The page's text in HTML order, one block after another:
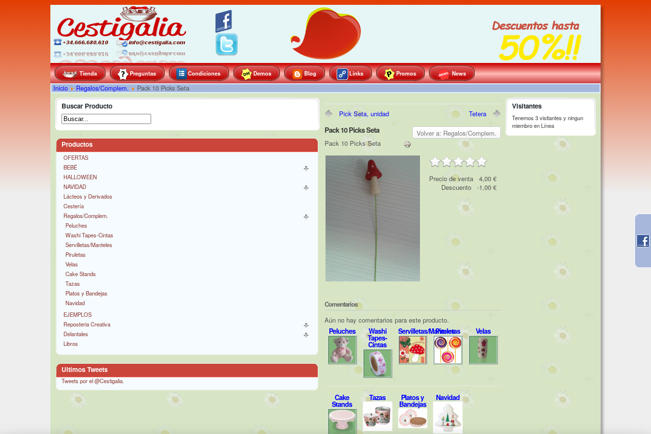
Tienda Preguntas Condiciones Demos Blog Links Promos News
Inicio Regalos/Complem.
Pack 10 Picks Seta
Buscar Producto
Productos
OFERTAS
BEBÉ
HALLOWEEN
NAVIDAD
Lácteos y Derivados
Cestería
Regalos/Complem.
Peluches
Washi Tapes-Cintas
Servilletas/Manteles
Piruletas
Velas
Cake Stands
Tazas
Platos y Bandejas
Navidad
EJEMPLOS
Reposteria Creativa
Delantales
Libros
Ultimos Tweets
Tweets por el @Cestigalia.
Pick Seta, unidad Tetera
Volver a: Regalos/Complem.
Pack 10 Picks Seta
Pack 10 Picks Seta
Precio de venta
4,00 €
Descuento
-1,00 €
Comentarios
Aún no hay comentarios para este producto.
Peluches Washi
Tapes-
Cintas
Servilletas/Manteles
Piruletas Velas
Cake
Stands
Tazas Platos y
Bandejas
Navidad
Visitantes
Tenemos 3 visitantes y ningun
miembro en Línea